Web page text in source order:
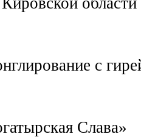
с
Слава»